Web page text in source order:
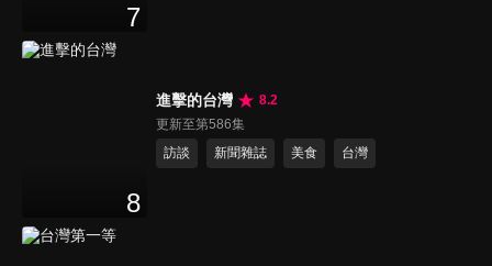
7
8
進擊的台灣
8.2
更新至第586集
訪談
新聞雜誌 美食 台灣